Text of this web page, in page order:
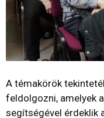
A témakörök
feldolgozni, amelyek
segítségével érdeklik